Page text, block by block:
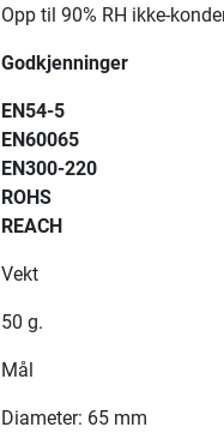
Opp til 90% RH ikke-
Godkjenninger
EN54-5
EN60065
EN300-220
ROHS
REACH
Vekt
50 g.
Mål
Diameter: 65 mm